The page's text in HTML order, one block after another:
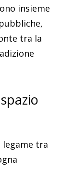
insieme
tra la
legame tra